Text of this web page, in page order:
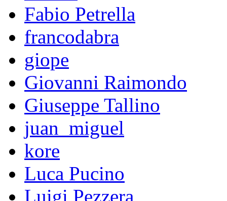
Fabio Petrella
francodabra
giope
Giovanni Raimondo
Giuseppe Tallino
juan_miguel
kore
Luca Pucino
Luigi Pezzera